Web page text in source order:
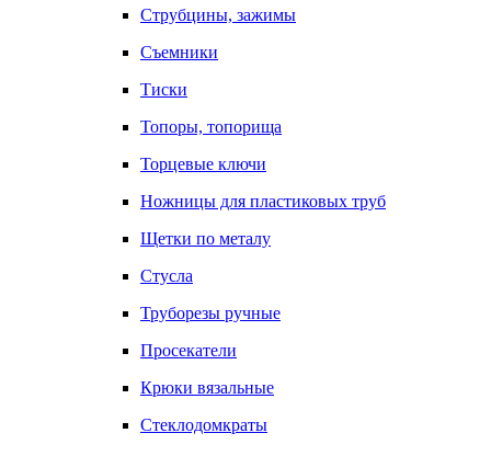
Струбцины, зажимы
Съемники
Тиски
Топоры, топорища
Торцевые ключи
Ножницы для пластиковых труб
Щетки по металу
Стусла
Труборезы ручные
Просекатели
Крюки вязальные
Стеклодомкраты